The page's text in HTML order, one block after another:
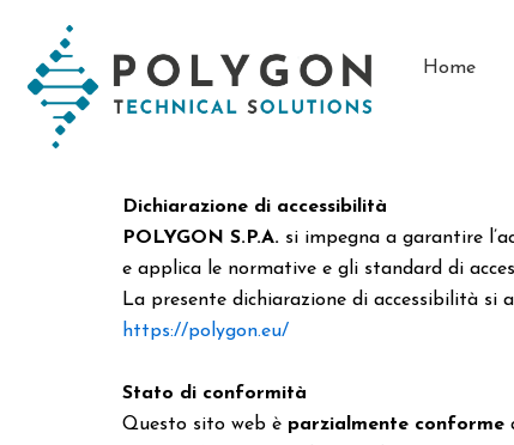
contenuto
Home
Dichiarazione di accessibilità
POLYGON S.P.A. si impegna a garantire
e applica le normative e gli standard di
La presente dichiarazione di accessibilità si
https://polygon.eu/
Stato di conformità
Questo sito web è parzialmente conforme